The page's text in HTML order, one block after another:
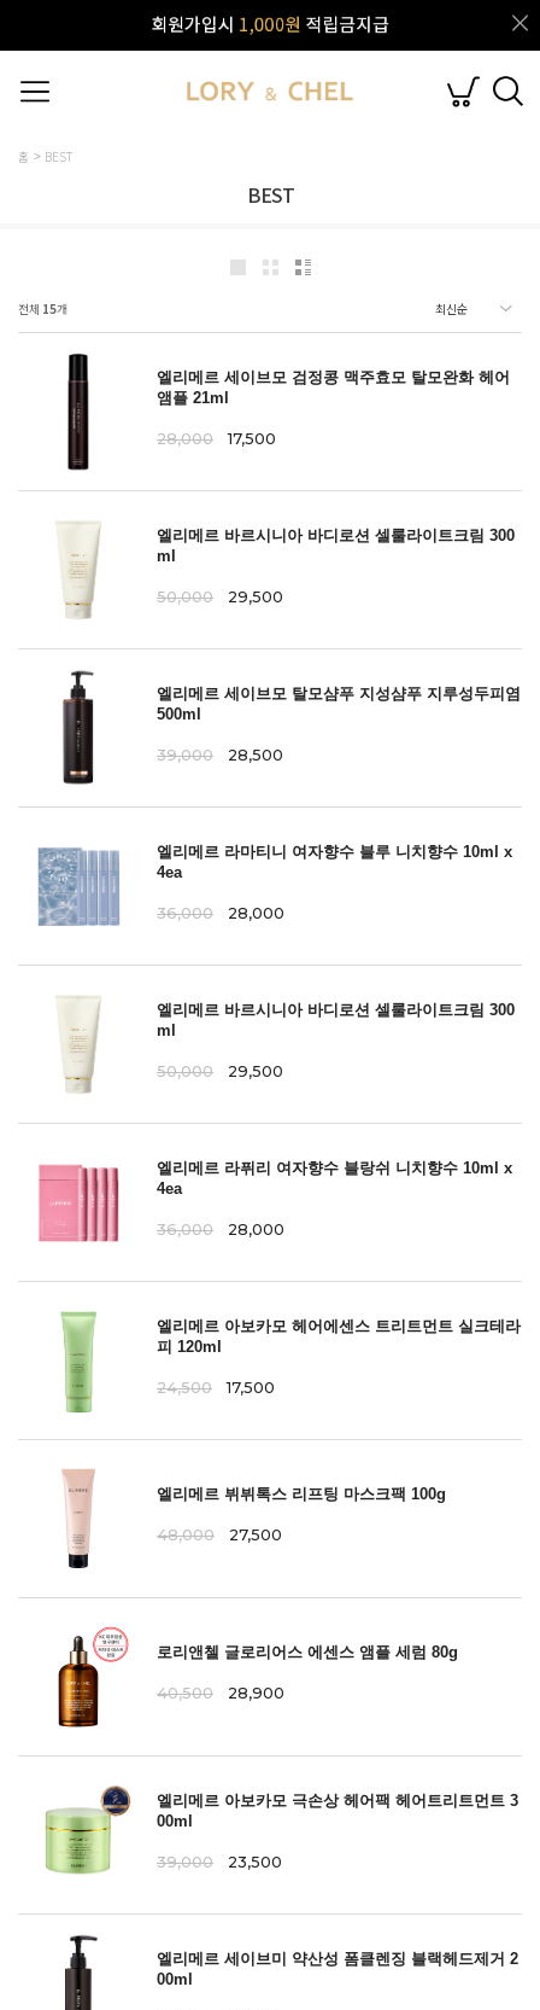
홈 BEST
BEST
전체 15개
엘리메르 세이브모 검정콩 맥주효모 탈모완화 헤어
앰플 21ml
28,000 17,500
엘리메르 바르시니아 바디로션 셀룰라이트크림 300
ml
50,000 29,500
엘리메르 세이브모 탈모샴푸 지성샴푸 지루성두피염
500ml
39,000 28,500
엘리메르 라마티니 여자향수 블루 니치향수 10ml x
4ea
36,000 28,000
엘리메르 바르시니아 바디로션 셀룰라이트크림 300
ml
50,000 29,500
엘리메르 라퓌리 여자향수 블랑쉬 니치향수 10ml x
4ea
36,000 28,000
엘리메르 아보카모 헤어에센스 트리트먼트 실크테라
피 120ml
24,500 17,500
엘리메르 뷔뷔톡스 리프팅 마스크팩 100g
48,000 27,500
로리앤첼 글로리어스 에센스 앰플 세럼 80g
40,500 28,900
엘리메르 아보카모 극손상 헤어팩 헤어트리트먼트 3
00ml
39,000 23,500
엘리메르 세이브미 약산성 폼클렌징 블랙헤드제거 2
00ml